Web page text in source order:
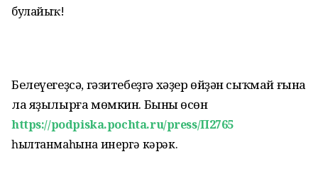
булайыҡ!
Белеүегеҙсә, гәзитебеҙгә хәҙер өйҙән сыҡмай ғына
ла яҙылырға мөмкин. Бының өсөн
https://podpiska.pochta.ru/press/П2765
һылтанмаһына инергә кәрәк.